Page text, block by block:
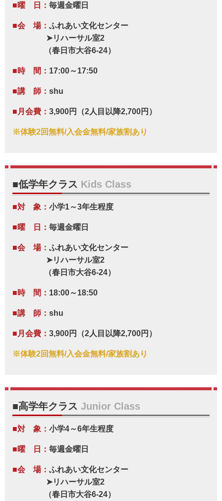
■曜 日： 毎週金曜日
■会 場： ふれあい文化センター
➤リハーサル室2
（春日市大谷6-24）
■時 間： 17:00～17:50
■講 師： shu
■月会費： 3,900円（2人目以降2,700円）
※体験2回無料/入会金無料/家族割あり
■低学年クラス Kids Class
■対 象： 小学1～3年生程度
■曜 日： 毎週金曜日
■会 場： ふれあい文化センター
➤リハーサル室2
（春日市大谷6-24）
■時 間： 18:00～18:50
■講 師： shu
■月会費： 3,900円（2人目以降2,700円）
※体験2回無料/入会金無料/家族割あり
■高学年クラス Junior Class
■対 象： 小学4～6年生程度
■曜 日： 毎週金曜日
■会 場： ふれあい文化センター
➤リハーサル室2
（春日市大谷6-24）